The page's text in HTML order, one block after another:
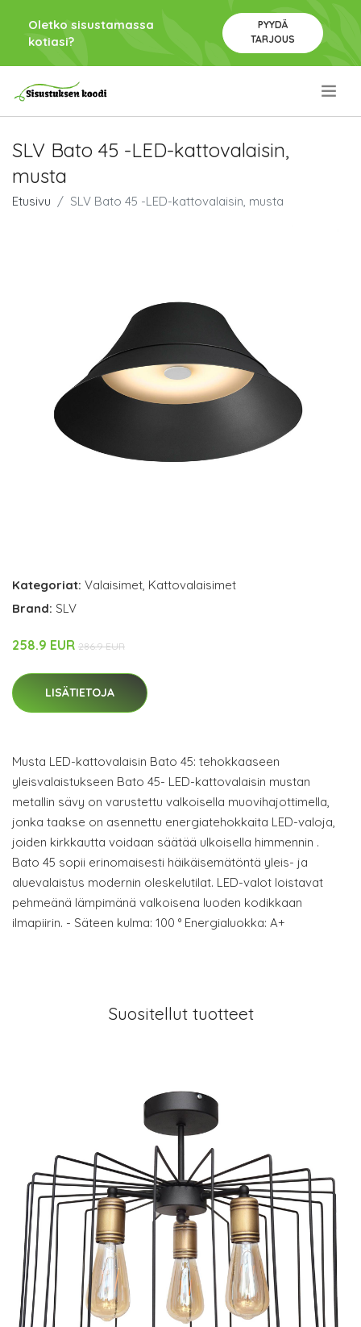
Oletko sisustamassa
kotiasi?
PYYDÄ
TARJOUS
SLV Bato 45 -LED-kattovalaisin,
musta
Etusivu SLV Bato 45 -LED-kattovalaisin, musta
Kategoriat: Valaisimet, Kattovalaisimet
Brand: SLV
258.9 EUR 286.9 EUR
LISÄTIETOJA
Musta LED-kattovalaisin Bato 45: tehokkaaseen
yleisvalaistukseen Bato 45- LED-kattovalaisin mustan
metallin sävy on varustettu valkoisella muovihajottimella,
jonka taakse on asennettu energiatehokkaita LED-valoja,
joiden kirkkautta voidaan säätää ulkoisella himmennin .
Bato 45 sopii erinomaisesti häikäisemätöntä yleis- ja
aluevalaistus modernin oleskelutilat. LED-valot loistavat
pehmeänä lämpimänä valkoisena luoden kodikkaan
ilmapiirin. - Säteen kulma: 100 ° Energialuokka: A+
Suositellut tuotteet